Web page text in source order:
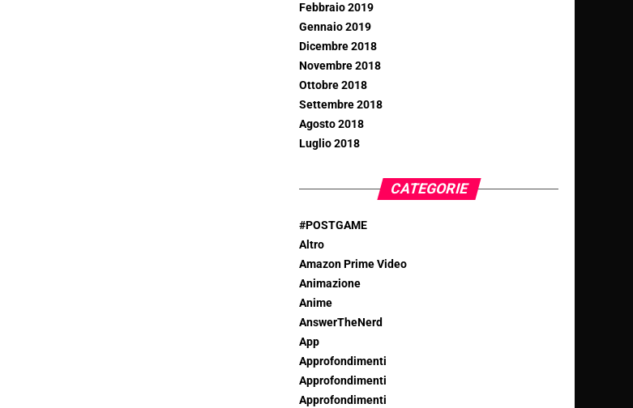
Febbraio 2019
Gennaio 2019
Dicembre 2018
Novembre 2018
Ottobre 2018
Settembre 2018
Agosto 2018
Luglio 2018
CATEGORIE
#POSTGAME
Altro
Amazon Prime Video
Animazione
Anime
AnswerTheNerd
App
Approfondimenti
Approfondimenti
Approfondimenti